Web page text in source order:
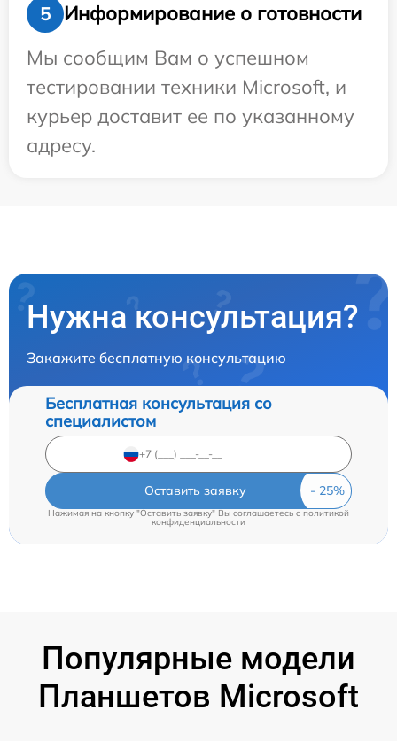
5
Информирование о готовности
Мы сообщим Вам о успешном
тестировании техники Microsoft, и
курьер доставит ее по указанному
адресу.
Нужна консультация?
Закажите бесплатную консультацию
Бесплатная консультация со
специалистом
Оставить заявку
Нажимая на кнопку "Оставить заявку" Вы соглашаетесь cполитикой
конфиденциальности
Популярные модели
Планшетов Microsoft